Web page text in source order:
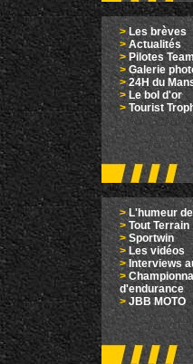
>Les brèves
> Actualités
> Pilotes
>Galerie
>24H du
>Le bol d'or
> Tourist
>L'humeur
> Tout Terrain
> Sportwin
> Les vidéos
> Interviews
>
d'endurance
> JBB MOTO